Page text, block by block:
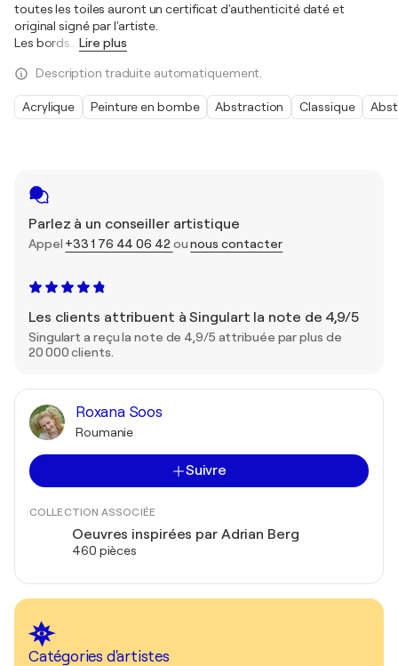
Parlez à un conseiller artistique
Appel +33 1 76 44 06 42 ounous contacter
Les clients attribuent à Singulart la note de 4,9/5
Singulart a reçu la note de 4,9/5 attribuée par plus de
20 000 clients.
Roxana Soos
Roumanie
Suivre
COLLECTION ASSOCIÉE
Oeuvres inspirées par Adrian Berg
460 pièces
Catégories d'artistes
toutes les toiles auront un certificat d'authenticité daté et
original signé par l'artiste.
Les bords
Lire plus
Description traduite automatiquement.
Acrylique Peinture en bombe Abstraction Classique